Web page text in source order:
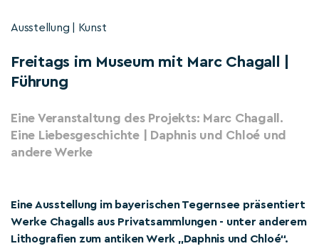
Ausstellung | Kunst
Freitags im Museum mit Marc Chagall |
Führung
Eine Veranstaltung des Projekts: Marc Chagall.
Eine Liebesgeschichte | Daphnis und Chloé und
andere Werke
Eine Ausstellung im bayerischen Tegernsee präsentiert
Werke Chagalls aus Privatsammlungen - unter anderem
Lithografien zum antiken Werk „Daphnis und Chloé“.